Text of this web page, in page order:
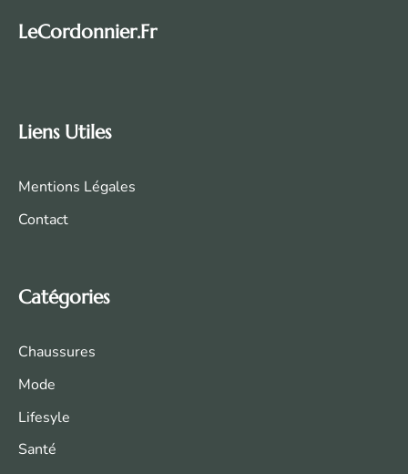
LeCordonnier.fr
Liens Utiles
Mentions Légales
Contact
Catégories
Chaussures
Mode
Lifesyle
Santé